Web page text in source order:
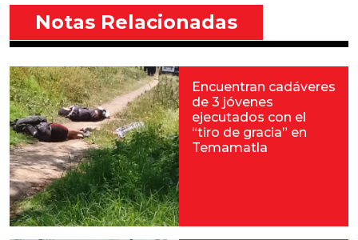
Notas Relacionadas
Encuentran cadáveres
de 3 jóvenes
ejecutados con el
“tiro de gracia” en
Temamatla